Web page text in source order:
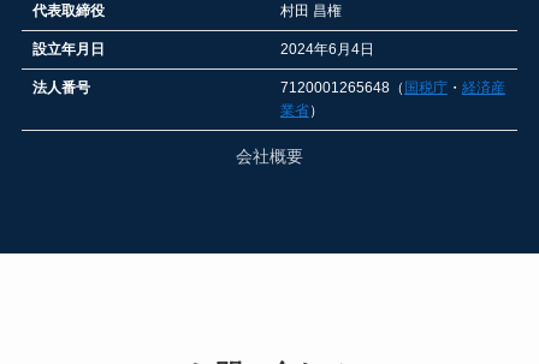
代表取締役 村田 昌権
設立年月日 2024年6月4日
法人番号 7120001265648（ 国税庁・ 経済産
業省）
会社概要